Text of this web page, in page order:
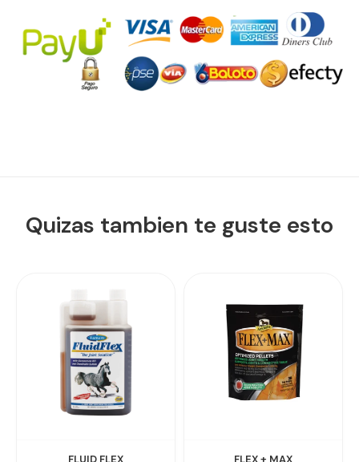
Quizas tambien te guste esto
FLUID FLEX FLEX + MAX